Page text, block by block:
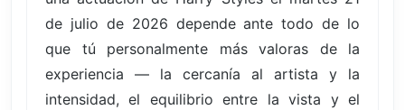
de julio de 2026 depende ante todo de lo
que tú personalmente más valoras de la
experiencia — la cercanía al artista y la
intensidad, el equilibrio entre la vista y el